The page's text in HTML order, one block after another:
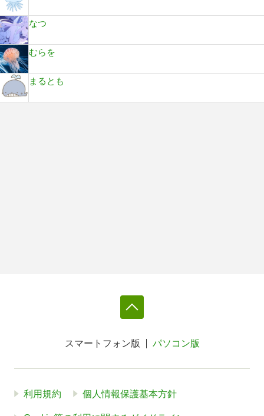
なつ
むらを
まるとも
スマートフォン版 パソコン版
利用規約 個人情報保護基本方針